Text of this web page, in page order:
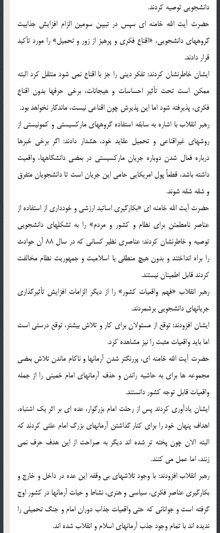
دانشجویی توصیه کردند.
حضرت آیت الله خامنه ای سپس در تبیین سومین الزام افزایش جذابیت
گروههای دانشجویی، «اقناع فکری و پرهیز از زور و تحمیل» را مورد تأکید
قرار دادند.
ایشان خاطرنشان کردند: تفکر دینی را جز با اقناع نمی شود منتقل کرد البته
ممکن است تحت تأثیر احساسات و هیجانات، برخی حرفها بدون اقناع
فکری، پذیرفته شود اما این پذیرش چون اقناعی نیست، ماندگار نخواهد بود.
رهبر انقلاب با اشاره به سابقه استفاده گروههای مارکسیستی و کمونیستی از
روشهای غیراقناعی و تحمیل عقاید خود، هشدار دادند: اگر برخی خبرها
درباره فعال شدن دوباره جریان مارکسیستی در بعضی دانشگاهها، واقعیت
داشته باشد، قطعاً پول امریکایی حامی این جریان است تا دانشجویان متفرق
و شقه شقه شوند.
حضرت آیت الله خامنه ای «بکارگیری اساتید ارزشی و خودداری از استفاده از
عناصر نامطمئن برای نظام و کشور و مردم» را به تشکلهای دانشجویی
توصیه و خاطرنشان کردند: عناصری نظیر کسانی که در سال 88 آن حوادث
را براه انداختند و بدون هیچ منطقی با اسلامیت و جمهوریت نظام مخالفت
کردند قابل اطمینان نیستند.
رهبر انقلاب «فهم واقعیات کشور» را از دیگر الزامات افزایش تأثیرگذاری
جریانهای دانشجویی برشمردند.
ایشان افزودند: توقع از مسئولان برای کار و تلاش بیشتر، توقع درستی است
اما باید واقعیات مثبت را نیز مشاهده کرد.
حضرت آیت الله خامنه ای، پررنگتر شدن آرمانها و ناکام ماندن تلاش بعضی
مجموعه ها برای به حاشیه راندن و حذف آرمانهای امام خمینی را از جمله
واقعیات قابل توجه کشور دانستند.
ایشان یادآوری کردند پس از رحلت امام بزرگوار، عده ای بر اثر یک اشتباه،
اهداف پنهان خود را برای کنار گذاشتن آرمانهای بزرگ امام علنی کردند که
البته الان چون پخته تر شده اند دیگر به صراحت از این هدف حرف نمی
زنند، اما عمل می کنند.
رهبر انقلاب افزودند: با وجود تلاشهای بی وقفه این عده در داخل و خارج و
بکارگیری عناصر فکری، سیاسی و هنری، نشاط و حیات آرمانها در کشور اوج
گرفته است و جوانانی که حتی واقعیات جذاب دوران امام و جنگ تحمیلی را
ندیده اند با تمام وجود جذب آرمانهای اسلام و انقلاب شده اند.